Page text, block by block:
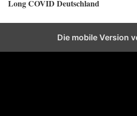
Long COVID Deutschland
Die mobile Version